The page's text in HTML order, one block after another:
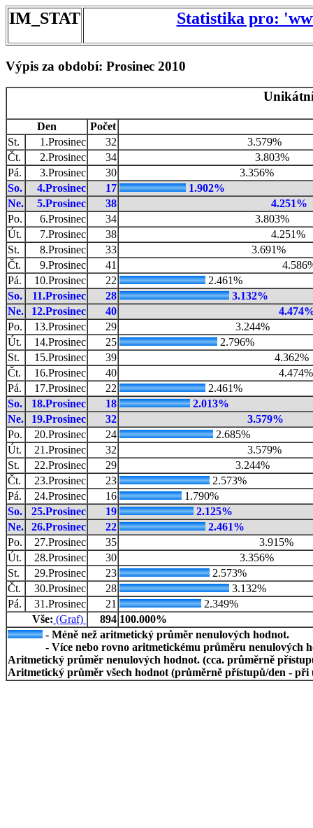
IM_STAT Statistika pro:
Výpis za období: Prosinec 2010
Den
Počet
St.
1.Prosinec 32
3.579%
Čt.
2.Prosinec 34
3.803%
Pá.
3.Prosinec 30
3.356%
So.
4.Prosinec 17
1.902%
Ne.
5.Prosinec 38
4.251%
Po.
6.Prosinec 34
3.803%
Út.
7.Prosinec 38
4.251%
St.
8.Prosinec 33
3.691%
Čt.
9.Prosinec 41
Pá.
10.Prosinec 22
2.461%
So.
11.Prosinec 28
3.132%
Ne.
12.Prosinec 40
Po.
13.Prosinec 29
3.244%
Út.
14.Prosinec 25
2.796%
St.
15.Prosinec 39
4.362%
Čt.
16.Prosinec 40
4.474%
Pá.
17.Prosinec 22
2.461%
So.
18.Prosinec 18
2.013%
Ne.
19.Prosinec 32
3.579%
Po.
20.Prosinec 24
2.685%
Út.
21.Prosinec 32
3.579%
St.
22.Prosinec 29
3.244%
Čt.
23.Prosinec 23
2.573%
Pá.
24.Prosinec 16
1.790%
So.
25.Prosinec 19
2.125%
Ne.
26.Prosinec 22
2.461%
Po.
27.Prosinec 35
3.915%
Út.
28.Prosinec 30
3.356%
St.
29.Prosinec 23
2.573%
Čt.
30.Prosinec 28
3.132%
Pá.
31.Prosinec 21
2.349%
Vše: (Graf) 894 100.000%
- Méně než aritmetický průměr nenulových hodnot.
- Více nebo rovno aritmetickému průměru nenulových
Aritmetický průměr nenulových hodnot. (cca. průměrně
Aritmetický průměr všech hodnot (průměrně přístupů/den - při